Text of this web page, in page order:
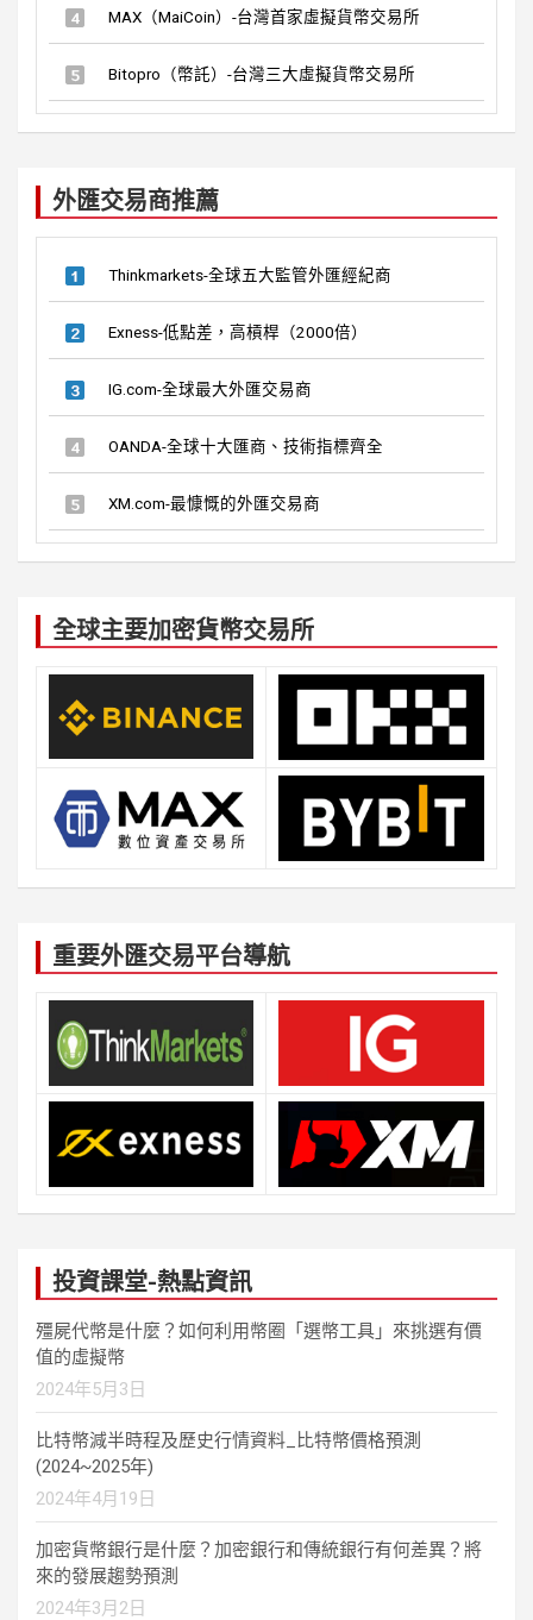
MAX（MaiCoin）-台灣首家虛擬貨幣交易所
Bitopro（幣託）-台灣三大虛擬貨幣交易所
外匯交易商推薦
Thinkmarkets-全球五大監管外匯經紀商
Exness-低點差，高槓桿（2000倍）
IG.com-全球最大外匯交易商
OANDA-全球十大匯商、技術指標齊全
XM.com-最慷慨的外匯交易商
全球主要加密貨幣交易所
重要外匯交易平台導航
投資課堂-熱點資訊
殭屍代幣是什麼？如何利用幣圈「選幣工具」來挑選有價
值的虛擬幣
2024年5月3日
比特幣減半時程及歷史行情資料_比特幣價格預測
(2024~2025年)
2024年4月19日
加密貨幣銀行是什麼？加密銀行和傳統銀行有何差異？將
來的發展趨勢預測
2024年3月2日